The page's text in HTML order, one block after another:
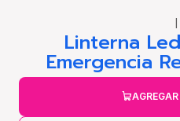
|
Linterna
Emergencia